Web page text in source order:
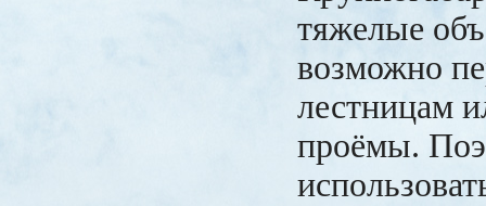
тяжелые
возможно
лестницам
проёмы.